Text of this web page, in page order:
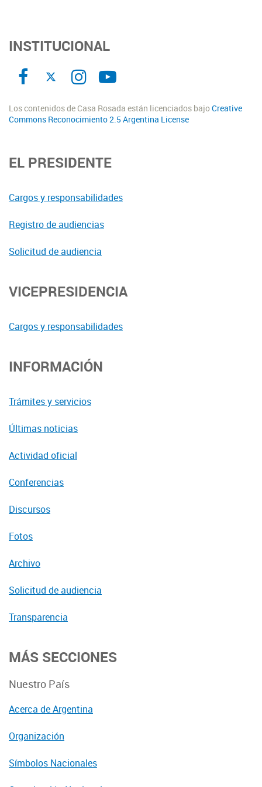
INSTITUCIONAL
Los contenidos de Casa Rosada están licenciados bajoCreative
Commons Reconocimiento 2.5 Argentina License
EL PRESIDENTE
Cargos y responsabilidades
Registro de audiencias
Solicitud de audiencia
VICEPRESIDENCIA
Cargos y responsabilidades
INFORMACIÓN
Trámites y servicios
Últimas noticias
Actividad oficial
Conferencias
Discursos
Fotos
Archivo
Solicitud de audiencia
Transparencia
MÁS SECCIONES
Nuestro País
Acerca de Argentina
Organización
Símbolos Nacionales